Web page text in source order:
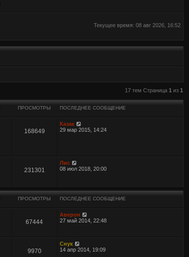
Текущее время: 08 авг 2026, 16:52
17 тем Страница 1 из 1
ПРОСМОТРЫ ПОСЛЕДНЕЕ СООБЩЕНИЕ
168649
Казак
29 мар 2015, 14:24
231301
Лис
08 июл 2018, 20:00
ПРОСМОТРЫ ПОСЛЕДНЕЕ СООБЩЕНИЕ
67444
Аверон
27 май 2014, 22:48
9970
Снук
14 апр 2014, 19:09